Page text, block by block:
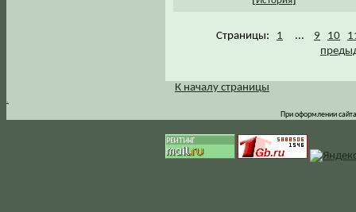
Страницы: 1 ... 9 10
.
К началу страницы
При оформлении